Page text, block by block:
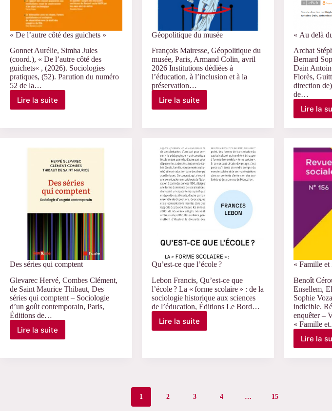
« De l’autre côté des guichets »
Gonnet Aurélie, Simha Jules
(coord.), « De l’autre côté des
guichets« , (2026). Sociologies
pratiques, (52). Parution du numéro
52 de la…
Lire la suite
« De
Géopolitique du musée
François Mairesse, Géopolitique du
musée, Paris, Armand Colin, avril
2026 Institutions dédiées à
l’éducation, à l’inclusion et à la
préservation…
Lire la suiteGéopolitique
« Au delà
Archat
Bernard
Dain
Florès,
direction
de…
Lire la«
de
Des séries qui comptent
Glevarec Hervé, Combes Clément,
de Saint Maurice Thibaut, Des
séries qui comptent – Sociologie
d’un goût contemporain, Paris,
Éditions de…
Lire la suite
Des
Qu’est-ce que l’école ?
Lebon Francis, Qu’est-ce que
l’école ? La « forme scolaire » : de la
sociologie historique aux sciences
de l’éducation, Éditions Le Bord…
Lire la suite
Qu’est-
« Famille
Benoît
Ensellem,
Sophie
indicible.
enquêter –
« Famille
Lire la«
1 2 3 4 … 15